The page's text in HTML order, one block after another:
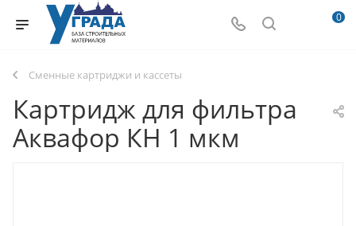
0
Сменные картриджи и кассеты
Картридж для фильтра
Аквафор КН 1 мкм